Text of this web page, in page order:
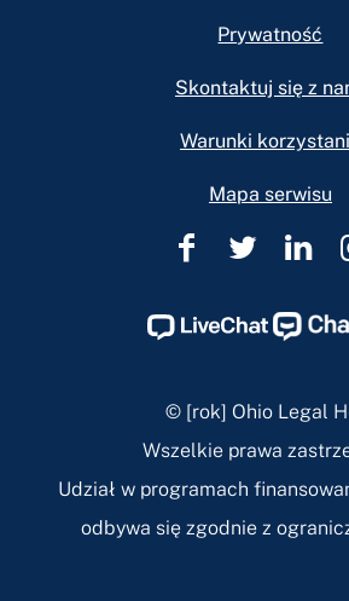
Prywatność
Skontaktuj się z
Warunki
Mapa serwisu
Pomoc
w
Facebook
Page
Pomoc
w
Twitter
Page
w
© [rok] Ohio Legal
Wszelkie prawa
Udział w programach
odbywa się zgodnie z